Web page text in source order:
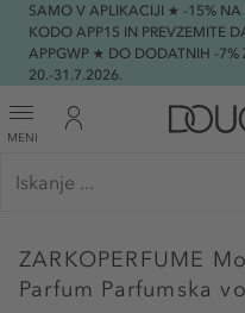
SAMO V APLIKACIJI ★ -15%
KODO APP15 IN PREVZEMITE
APPGWP ★ DO DODATNIH -7%
20.-31.7.2026.
MENI
ZARKOPERFUME
Parfum Parfumska